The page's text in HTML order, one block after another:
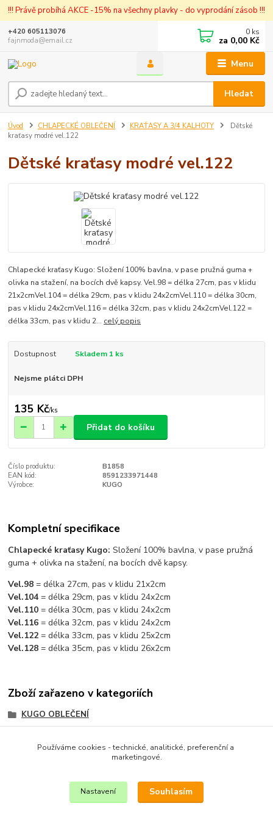
!!! Právě probíhá AKCE -15% na všechny plavky - do vyprodání zásob !!!
Menu
Hledat
+420 605113076
fajnmoda@email.cz
0 ks
za 0,00 Kč
Úvod CHLAPECKÉ OBLEČENÍ KRAŤASY A 3/4 KALHOTY
Dětské
kraťasy modré vel.122
Dětské kraťasy modré vel.122
Chlapecké kraťasy Kugo: Složení 100% bavlna, v pase pružná guma +
olivka na stažení, na bocích dvě kapsy. Vel.98 = délka 27cm, pas v klidu
21x2cmVel.104 = délka 29cm, pas v klidu 24x2cmVel.110 = délka 30cm,
pas v klidu 24x2cmVel.116 = délka 32cm, pas v klidu 24x2cmVel.122 =
délka 33cm, pas v klidu 2... celý popis
Dostupnost Skladem 1 ks
Nejsme plátci DPH
135 Kč/ks
Přidat do košíku
Číslo produktu:
B1858
EAN kód:
8591233971448
Výrobce:
KUGO
Kompletní specifikace
Chlapecké kraťasy Kugo:Složení 100% bavlna, v pase pružná
guma + olivka na stažení, na bocích dvě kapsy.
Vel.98= délka 27cm, pas v klidu 21x2cm
Vel.104 = délka 29cm, pas v klidu 24x2cm
Vel.110= délka 30cm, pas v klidu 24x2cm
Vel.116 = délka 32cm, pas v klidu 24x2cm
Vel.122= délka 33cm, pas v klidu 25x2cm
Vel.128= délka 35cm, pas v klidu 26x2cm
Zboží zařazeno v kategoriích
KUGO OBLEČENÍ
CHLAPECKÉ OBLEČENÍ KUGO
Používáme cookies - technické, analitické, preferenční a
marketingové.
Nastavení Souhlasím